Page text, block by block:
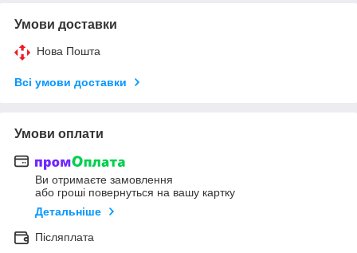
Умови доставки
Нова Пошта
Всі умови доставки
Умови оплати
Ви отримаєте замовлення
або гроші повернуться на вашу картку
Детальніше
Післяплата